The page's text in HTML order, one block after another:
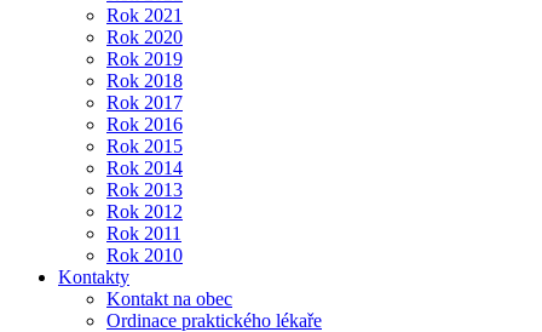
Rok 2021
Rok 2020
Rok 2019
Rok 2018
Rok 2017
Rok 2016
Rok 2015
Rok 2014
Rok 2013
Rok 2012
Rok 2011
Rok 2010
Kontakty
Kontakt na obec
Ordinace praktického lékaře